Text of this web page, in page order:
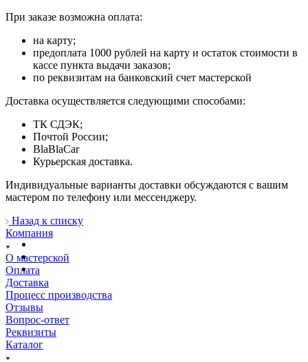
При заказе возможна оплата:
на карту;
предоплата 1000 рублей на карту и остаток стоимости в
кассе пункта выдачи заказов;
по реквизитам на банковский счет мастерской
Доставка осуществляется следующими способами:
ТК СДЭК;
Почтой России;
BlaBlaCar
Курьерская доставка.
Индивидуальные варианты доставки обсуждаются с вашим
мастером по телефону или мессенджеру.
Назад к списку
Компания
О мастерской
Оплата
Доставка
Процесс производства
Отзывы
Вопрос-ответ
Реквизиты
Каталог